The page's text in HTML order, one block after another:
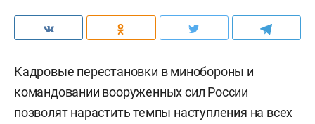
Кадровые перестановки в минобороны и
командовании вооруженных сил России
позволят нарастить темпы наступления на всех